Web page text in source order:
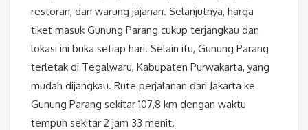
restoran, dan warung jajanan. Selanjutnya, harga
tiket masuk Gunung Parang cukup terjangkau dan
lokasi ini buka setiap hari. Selain itu, Gunung Parang
terletak di Tegalwaru, Kabupaten Purwakarta, yang
mudah dijangkau. Rute perjalanan dari Jakarta ke
Gunung Parang sekitar 107,8 km dengan waktu
tempuh sekitar 2 jam 33 menit.